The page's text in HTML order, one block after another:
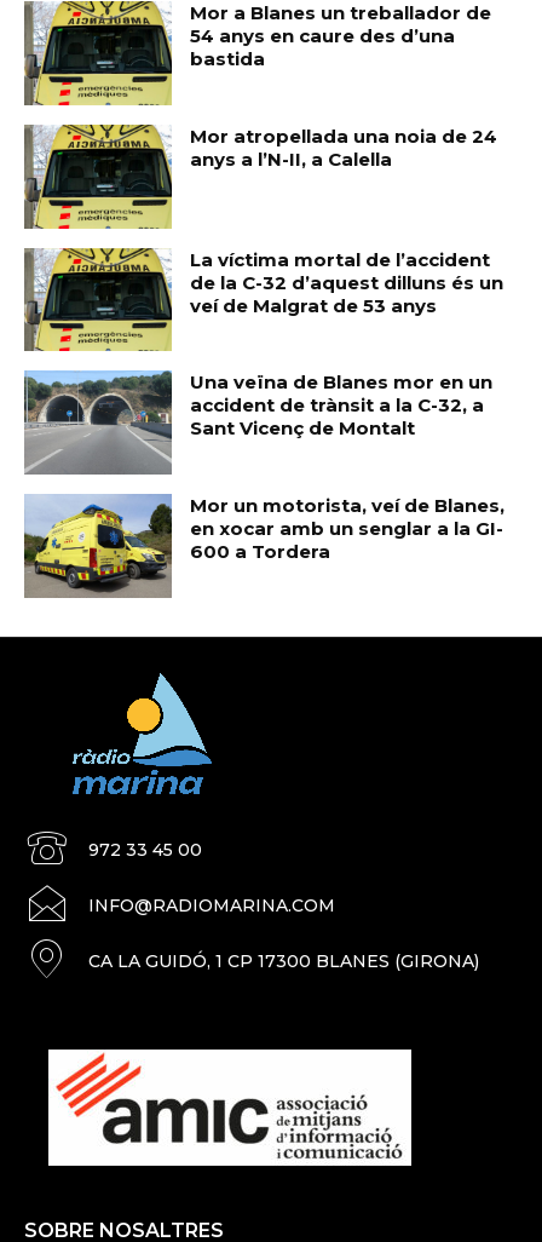
Mor a Blanes un treballador de
54 anys en caure des d’una
bastida
Mor atropellada una noia de 24
anys a l’N-II, a Calella
La víctima mortal de l’accident
de la C-32 d’aquest dilluns és un
veí de Malgrat de 53 anys
Una veïna de Blanes mor en un
accident de trànsit a la C-32, a
Sant Vicenç de Montalt
Mor un motorista, veí de Blanes,
en xocar amb un senglar a la GI-
600 a Tordera
972 33 45 00
INFO@RADIOMARINA.COM
CA LA GUIDÓ, 1 CP 17300 BLANES (GIRONA)
SOBRE NOSALTRES